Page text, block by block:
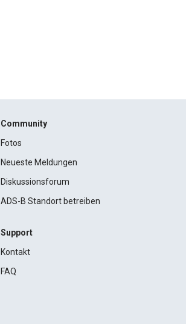
Community
Fotos
Neueste Meldungen
Diskussionsforum
ADS-B Standort betreiben
Support
Kontakt
FAQ